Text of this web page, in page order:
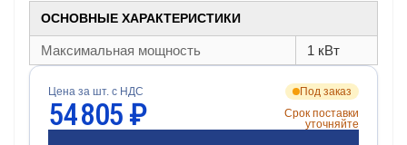
ОСНОВНЫЕ ХАРАКТЕРИСТИКИ
Максимальная мощность 1 кВт
Цена за шт. с НДС
54 805 ₽
Под заказ
Срок поставки
уточняйте